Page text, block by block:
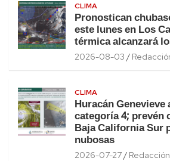
CLIMA
Pronostican
este lunes en Los
térmica alcanzará
2026-08-03
CLIMA
Huracán Genevieve
categoría 4; prevén
Baja California Sur
nubosas
2026-07-27 Redacción